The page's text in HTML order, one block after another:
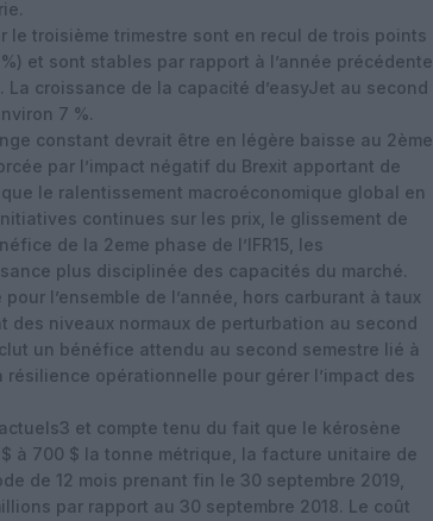
le troisième trimestre sont en recul de trois points
et sont stables par rapport à l’année précédente
croissance de la capacité d’easyJet au second
7 %.
constant devrait être en légère baisse au 2ème
par l’impact négatif du Brexit apportant de
le ralentissement macroéconomique global en
continues sur les prix, le glissement de
de la 2eme phase de l’IFR15, les
plus disciplinée des capacités du marché.
l’ensemble de l’année, hors carburant à taux
des niveaux normaux de perturbation au second
un bénéfice attendu au second semestre lié à
résilience opérationnelle pour gérer l’impact des
et compte tenu du fait que le kérosène
à 700 $ la tonne métrique, la facture unitaire de
de 12 mois prenant fin le 30 septembre 2019,
par rapport au 30 septembre 2018. Le coût